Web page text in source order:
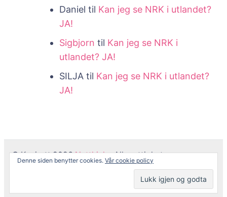
Daniel til Kan jeg se NRK i utlandet?
JA!
Sigbjorn til Kan jeg se NRK i
utlandet? JA!
SILJA til Kan jeg se NRK i utlandet?
JA!
Denne siden benytter cookies. Vår cookie policy
© Kopirett 2026Netthjelp. Alle rettigheter er
Coachify | Utviklet avCoachify. Drevet av
Personvernerklæring